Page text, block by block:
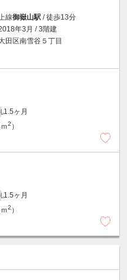
線御嶽山駅 / 徒歩13分
年3月 / 3階建
田区南雪谷５丁目
1.5ヶ月
2 ）
1.5ヶ月
2 ）